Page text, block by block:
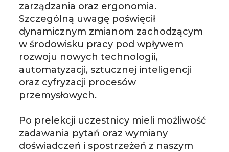
zarządzania oraz ergonomia.
Szczególną uwagę poświęcił
dynamicznym zmianom zachodzącym
w środowisku pracy pod wpływem
rozwoju nowych technologii,
automatyzacji, sztucznej inteligencji
oraz cyfryzacji procesów
przemysłowych.
Po prelekcji uczestnicy mieli możliwość
zadawania pytań oraz wymiany
doświadczeń i spostrzeżeń z naszym